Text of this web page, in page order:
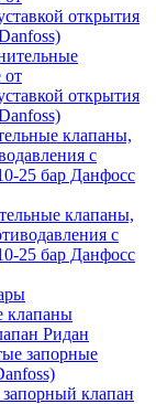
открытия
от
открытия
клапаны,
с
25 бар Данфосс
клапаны,
с
25 бар Данфосс
клапаны
Ридан
запорные
клапан